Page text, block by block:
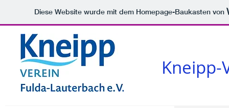
Diese Website wurde mit dem Homepage-Baukasten von
Kneipp-